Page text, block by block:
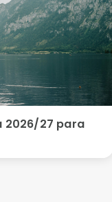
2026/27 para